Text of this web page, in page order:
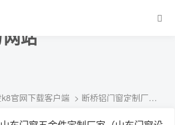
制厂家直销炫彩嘉轩-
站
官网下载客户端 > 断桥铝门窗定制厂家直销炫彩嘉轩